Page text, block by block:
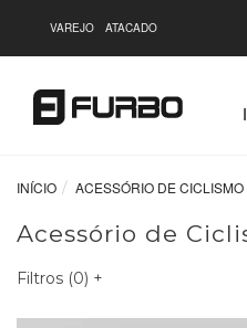
VAREJO ATACADO
de R$299,90 | Saiba Mais
INÍCIO ACESSÓRIO DE
Acessório de
Filtros (0) +